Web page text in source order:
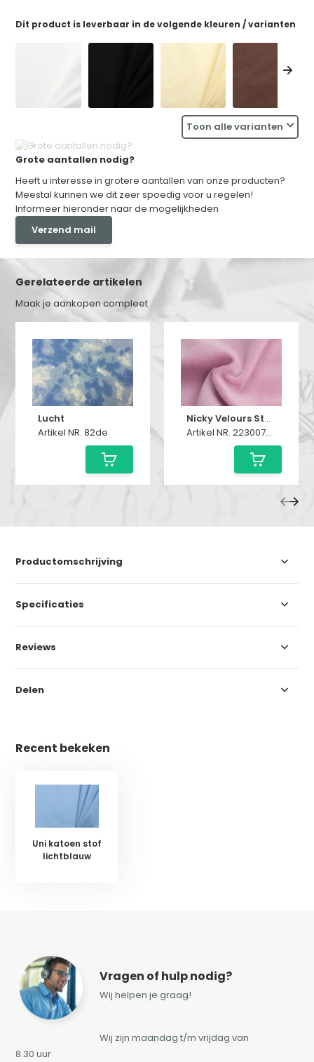
Dit product is leverbaar in de volgende kleuren / varianten
Toon alle varianten
Grote aantallen nodig?
Heeft u interesse in grotere aantallen van onze producten?
Meestal kunnen we dit zeer spoedig voor u regelen!
Informeer hieronder naar de mogelijkheden
Verzend mail
Gerelateerde artikelen
Maak je aankopen compleet
Lucht
Artikel NR. 82de
Nicky Velours Stof Roze
Artikel NR. 223007-013
Productomschrijving
Specificaties
Reviews
Delen
Recent bekeken
Uni katoen stof
lichtblauw
Vragen of hulp nodig?
Wij helpen je graag!
Wij zijn maandag t/m vrijdag van
8.30 uur